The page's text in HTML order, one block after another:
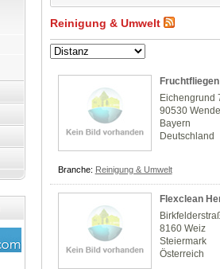
Reinigung & Umwelt
Eichengrund
90530
Bayern
Deutschland
Branche: Reinigung & Umwelt
Flexclean
8160 Weiz
Steiermark
Österreich